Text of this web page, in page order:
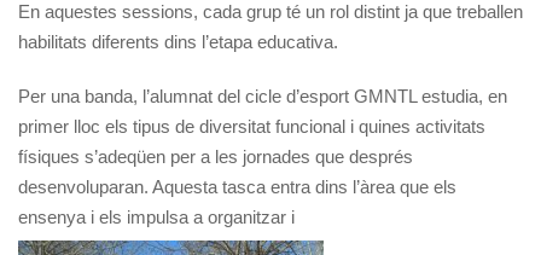
En aquestes sessions, cada grup té un rol distint ja que treballen
habilitats diferents dins l’etapa educativa.
Per una banda, l’alumnat del cicle d’esport GMNTL estudia, en
primer lloc els tipus de diversitat funcional i quines activitats
físiques s’adeqüen per a les jornades que després
desenvoluparan. Aquesta tasca entra dins l’àrea que els
ensenya i els impulsa a organitzar i